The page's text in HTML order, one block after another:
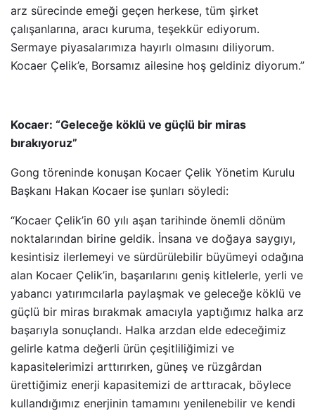
arz sürecinde emeği geçen herkese, tüm şirket
çalışanlarına, aracı kuruma, teşekkür ediyorum.
Sermaye piyasalarımıza hayırlı olmasını diliyorum.
Kocaer Çelik’e, Borsamız ailesine hoş geldiniz diyorum.”
Kocaer: “Geleceğe köklü ve güçlü bir miras
bırakıyoruz”
Gong töreninde konuşan Kocaer Çelik Yönetim Kurulu
Başkanı Hakan Kocaer ise şunları söyledi:
“Kocaer Çelik’in 60 yılı aşan tarihinde önemli dönüm
noktalarından birine geldik. İnsana ve doğaya saygıyı,
kesintisiz ilerlemeyi ve sürdürülebilir büyümeyi odağına
alan Kocaer Çelik’in, başarılarını geniş kitlelerle, yerli ve
yabancı yatırımcılarla paylaşmak ve geleceğe köklü ve
güçlü bir miras bırakmak amacıyla yaptığımız halka arz
başarıyla sonuçlandı. Halka arzdan elde edeceğimiz
gelirle katma değerli ürün çeşitliliğimizi ve
kapasitelerimizi arttırırken, güneş ve rüzgârdan
ürettiğimiz enerji kapasitemizi de arttıracak, böylece
kullandığımız enerjinin tamamını yenilenebilir ve kendi